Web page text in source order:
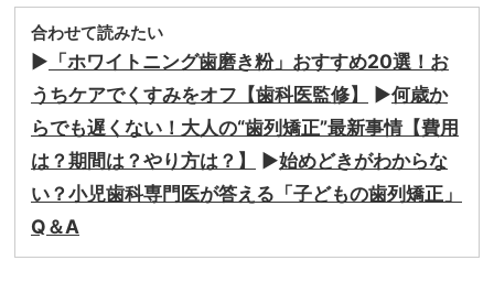
合わせて読みたい
▶️ 「ホワイトニング歯磨き粉」おすすめ20選！お
うちケアでくすみをオフ【歯科医監修】
▶️何歳か
らでも遅くない！大人の“歯列矯正”最新事情【費用
は？期間は？やり方は？】
▶️始めどきがわからな
い？小児歯科専門医が答える「子どもの歯列矯正」
Q＆A